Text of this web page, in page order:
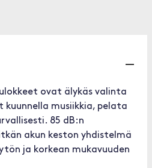
ovat älykäs valinta
kuunnella musiikkia, pelata
85 dB:n
akun keston yhdistelmä
ja korkean mukavuuden